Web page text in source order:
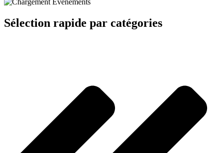
Sélection rapide par catégories